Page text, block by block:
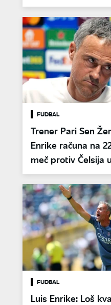
FUDBAL
Trener Pari Sen
Enrike računa na
meč protiv Čelsija
šampiona
FUDBAL
Luis Enrike: Loš